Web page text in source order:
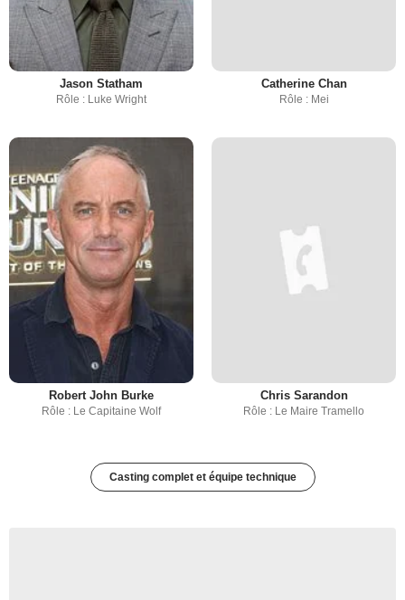
Jason Statham
Rôle : Luke Wright
Catherine Chan
Rôle : Mei
Robert John Burke
Rôle : Le Capitaine Wolf
Chris Sarandon
Rôle : Le Maire Tramello
Casting complet et équipe technique